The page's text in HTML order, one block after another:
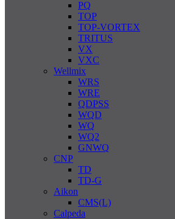
PQ
TOP
TOP-VORTEX
TRITUS
VX
VXC
Wellmix
WRS
WRE
QDPSS
WQD
WQ
WQ2
GNWQ
CNP
TD
TD-G
Aikon
CMS(L)
Calpeda